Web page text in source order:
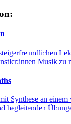
Musik zu
Synthese an einem
begleitenden